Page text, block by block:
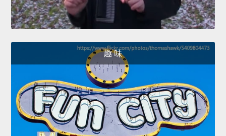
趣 味